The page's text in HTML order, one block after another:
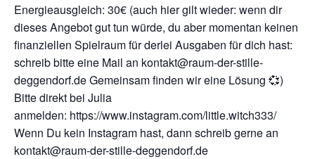
Energieausgleich: 30€ (auch hier gilt wieder: wenn dir
dieses Angebot gut tun würde, du aber momentan keinen
finanziellen Spielraum für derlei Ausgaben für dich hast:
schreib bitte eine Mail an kontakt@raum-der-stille-
deggendorf.de Gemeinsam finden wir eine Lösung 💞)
Bitte direkt bei Julia
anmelden: https://www.instagram.com/little.witch333/
Wenn Du kein Instagram hast, dann schreib gerne an
kontakt@raum-der-stille-deggendorf.de